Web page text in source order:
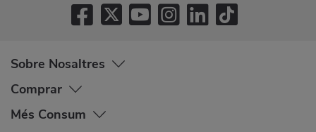
Sobre Nosaltres
Comprar
Més Consum